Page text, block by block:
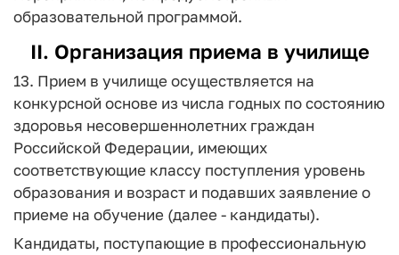
образовательной программой.
II. Организация приема в училище
13. Прием в училище осуществляется на
конкурсной основе из числа годных по состоянию
здоровья несовершеннолетних граждан
Российской Федерации, имеющих
соответствующие классу поступления уровень
образования и возраст и подавших заявление о
приеме на обучение (далее - кандидаты).
Кандидаты, поступающие в профессиональную